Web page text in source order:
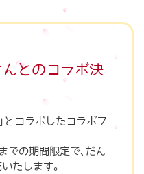
とのコラボ決
とコラボしたコラボフ
の期間限定で、だん
たします。